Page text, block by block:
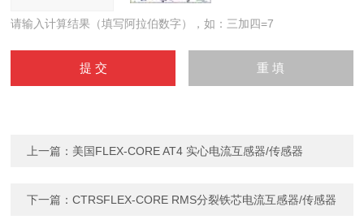
请输入计算结果（填写阿拉伯数字），如：三加四=7
上一篇： 美国FLEX-CORE AT4 实心电流互感器/传感器
下一篇：CTRSFLEX-CORE RMS分裂铁芯电流互感器/传感器